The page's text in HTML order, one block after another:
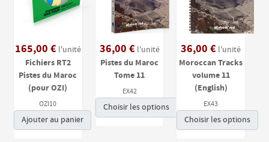
165,00 € l'unité
Fichiers RT2
Pistes du Maroc
(pour OZI)
OZI10
Ajouter au panier
36,00 € l'unité
Pistes du Maroc
Tome 11
EX42
Choisir les options
36,00 € l'unité
Moroccan Tracks
volume 11
(English)
EX43
Choisir les options